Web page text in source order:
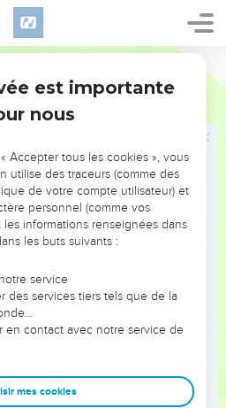
nombre de nations. Il est
qui il a cru, le Dieu qui donne la
Abraham a cru et est
nombre de nations,
pas considéré que son corps
près de 100 ans, ni que Sara
enfants.
et il a rendu gloire à Dieu,
que ce que Dieu promet, il
été compté comme justice.
qu'il est écrit que la foi
est importante
nous
Accepter tous les cookies », vous
utilise des traceurs (comme des
de votre compte utilisateur) et
personnel (comme vos
informations renseignées dans
les buts suivants :
service
des services tiers tels que de la
en contact avec notre service de
mes cookies